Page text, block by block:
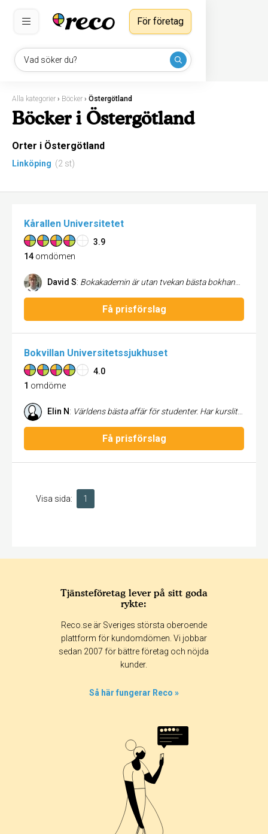
Vad söker du?
För företag
Alla kategorier › Böcker › Östergötland
Böcker i Östergötland
Orter i Östergötland
Linköping (2 st)
Kårallen Universitetet
3.9
14 omdömen
David S: Bokakademin är utan tvekan bästa bokhandeln för studenter i stan. Här finns allt en student behöver i litteraturväg, och till bra priser dessutom. Speciellt tycker jag tentadatabasen är väldigt användbar. Gå in på morgonen och välj vilka gamla tentor du vill ha, och hämta ut dom senare på eftermiddagen. Snabbt och smidigt!
Få prisförslag
Bokvillan Universitetssjukhuset
4.0
1 omdöme
Elin N: Världens bästa affär för studenter. Har kursliteratur till alla aktuella kurser för alla program och skulle det vara slut eller saknas fixar dom en beställning på den boken man behöve och det går oftast snabbt. De är billigare än andra kedjor och för de som inte vill köpa sina böcker på internet passar det bra! Smidigt och enkelt system för att få tag på gamla tentor som man kan träna på inför de kommande tentor som man själv ska skriva. Vad som är synd är att inför skolstarten när man ska köpa sin litteratur är det jättelånga köer. De skulle kanske kunna inflra en snabbkassa eller dylikt för mindre köp? Kanske under perioden förlänga öppettiderna lite?
Få prisförslag
Visa sida: 1
Tjänsteföretag lever på sitt goda
rykte:
Reco.se är Sveriges största oberoende
plattform för kundomdömen. Vi jobbar
sedan 2007 för bättre företag och nöjda
kunder.
Så här fungerar Reco »